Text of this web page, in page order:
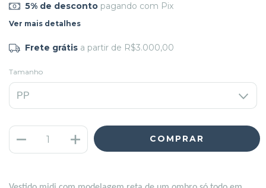
5% de descontopagando com Pix
Ver mais detalhes
Frete grátis a partir de R$3.000,00
Tamanho